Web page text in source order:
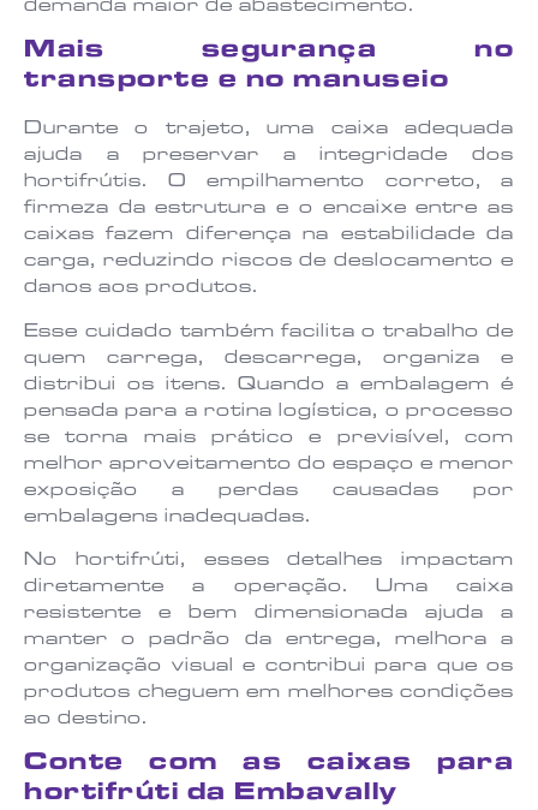
demanda maior de abastecimento.
Mais segurança no
transporte e no manuseio
Durante o trajeto, uma caixa adequada
ajuda a preservar a integridade dos
hortifrútis. O empilhamento correto, a
firmeza da estrutura e o encaixe entre as
caixas fazem diferença na estabilidade da
carga, reduzindo riscos de deslocamento e
danos aos produtos.
Esse cuidado também facilita o trabalho de
quem carrega, descarrega, organiza e
distribui os itens. Quando a embalagem é
pensada para a rotina logística, o processo
se torna mais prático e previsível, com
melhor aproveitamento do espaço e menor
exposição a perdas causadas por
embalagens inadequadas.
No hortifrúti, esses detalhes impactam
diretamente a operação. Uma caixa
resistente e bem dimensionada ajuda a
manter o padrão da entrega, melhora a
organização visual e contribui para que os
produtos cheguem em melhores condições
ao destino.
Conte com as caixas para
hortifrúti da Embavally